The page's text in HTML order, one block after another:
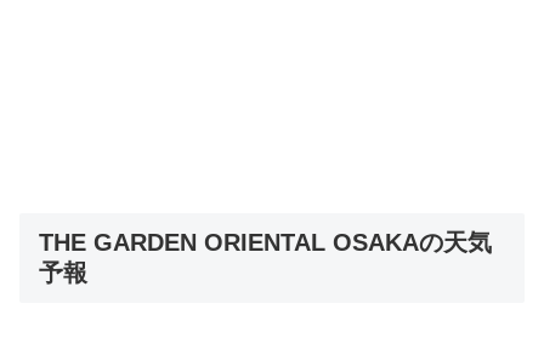
THE GARDEN ORIENTAL OSAKAの天気
予報